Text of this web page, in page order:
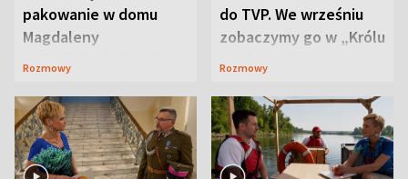
pakowanie w domu
Magdaleny
Waligórskiej-Lisieckiej.
Rozmowy
do TVP. We wrześniu
zobaczymy go w „Królu
Maciusiu I”
Rozmowy